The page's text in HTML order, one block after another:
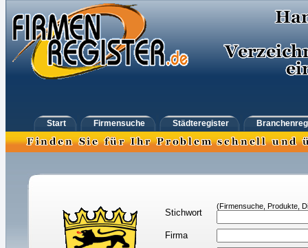
Start Firmensuche Städteregister
Stichwort
(Firmensuche, Produkte,
Firma